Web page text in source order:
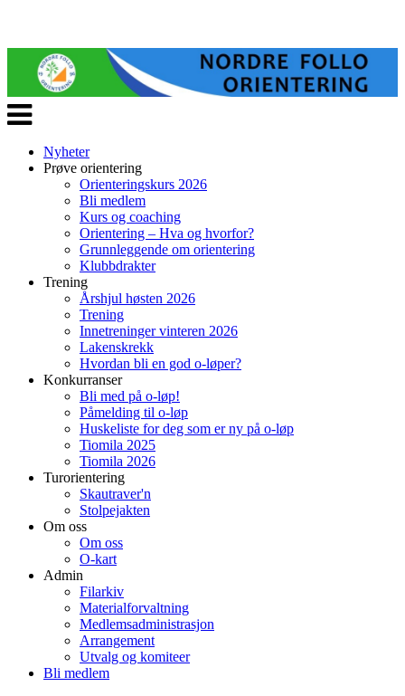
Veksle
navigasjon
Nyheter
Prøve orientering
Orienteringskurs 2026
Bli medlem
Kurs og coaching
Orientering – Hva og hvorfor?
Grunnleggende om orientering
Klubbdrakter
Trening
Årshjul høsten 2026
Trening
Innetreninger vinteren 2026
Lakenskrekk
Hvordan bli en god o-løper?
Konkurranser
Bli med på o-løp!
Påmelding til o-løp
Huskeliste for deg som er ny på o-løp
Tiomila 2025
Tiomila 2026
Turorientering
Skautraver'n
Stolpejakten
Om oss
Om oss
O-kart
Admin
Filarkiv
Materialforvaltning
Medlemsadministrasjon
Arrangement
Utvalg og komiteer
Bli medlem